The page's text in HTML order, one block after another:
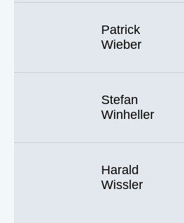
Patrick
Wieber
Stefan
Winheller
Harald
Wissler